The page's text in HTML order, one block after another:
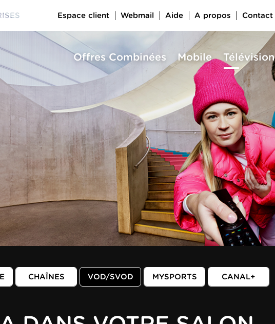
CHAÎNES VOD/SVOD MYSPORTS CANAL+
Offres Combinées Mobile Télévision
Espace client Webmail Aide A propos Contact